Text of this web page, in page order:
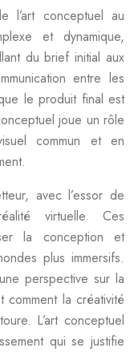
l’art conceptuel au
et dynamique,
du brief initial aux
entre les
le produit final est
joue un rôle
commun et en
avec l’essor de
virtuelle. Ces
la conception et
plus immersifs.
perspective sur la
la créativité
L’art conceptuel
qui se justifie